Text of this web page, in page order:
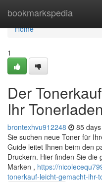
bookmarkspedia
Home
Home
1
Der
Ihr
brontexhvu912248 85
Sie suchen neue Toner für
Guide leitet Ihnen beim den
Druckern. Hier finden Sie die
Marken , https://
tonerkauf-leicht-gemacht-ihr-